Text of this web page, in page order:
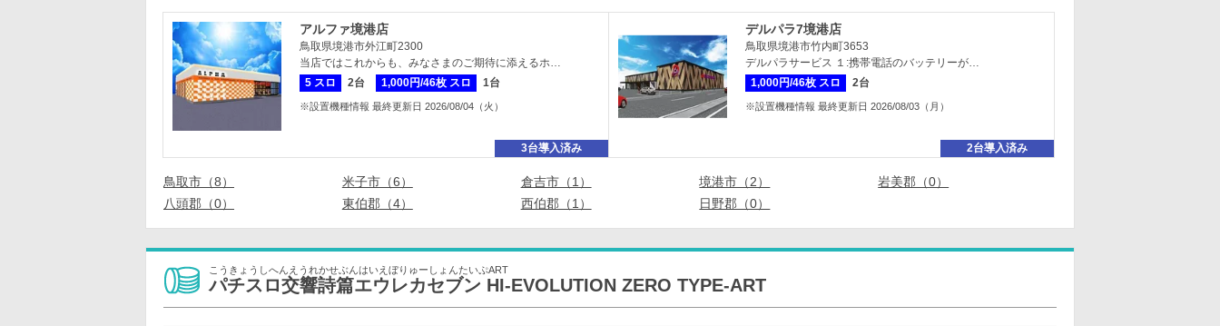
アルファ境港店
鳥取県境港市外江町2300
当店ではこれからも、みなさまのご期待に添えるホ…
5 スロ
2台 1,000円/46枚 スロ 1台
※設置機種情報 最終更新日 2026/08/04（火）
3台導入済み
デルパラ7境港店
鳥取県境港市竹内町3653
デルパラサービス １:携帯電話のバッテリーが…
1,000円/46枚 スロ
2台
※設置機種情報 最終更新日 2026/08/03（月）
2台導入済み
鳥取市（8） 米子市（6） 倉吉市（1） 境港市（2）
岩美郡（0）
八頭郡（0）
東伯郡（4） 西伯郡（1） 日野郡（0）
こうきょうしへんえうれかせぶんはいえぼりゅーしょんたいぷART
パチスロ交響詩篇エウレカセブン HI-EVOLUTION ZERO TYPE-ART